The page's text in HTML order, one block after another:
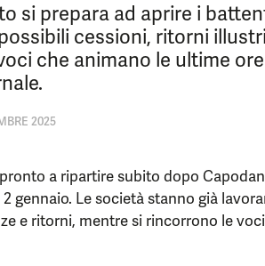
si prepara ad aprire i
cessioni, ritorni
che animano le ultime
2025
a ripartire subito dopo
gennaio. Le società stanno già
e ritorni, mentre si rincorrono le